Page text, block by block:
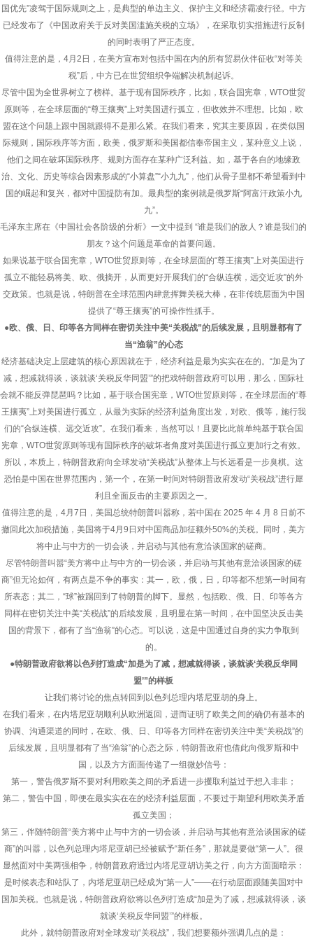
国优先”凌驾于国际规则之上，是典型的单边主义、保护主义和经济霸凌行径。中方
已经发布了《中国政府关于反对美国滥施关税的立场》，在采取切实措施进行反制
的同时表明了严正态度。
值得注意的是，4月2日，在美方宣布对包括中国在内的所有贸易伙伴征收“对等关
税”后，中方已在世贸组织争端解决机制起诉。
尽管中国为全世界树立了榜样。基于现有国际秩序，比如，联合国宪章，WTO世贸
原则等，在全球层面的“尊王攘夷”上对美国进行孤立，但收效并不理想。比如，欧
盟在这个问题上跟中国就跟得不是那么紧。在我们看来，究其主要原因，在类似国
际规则，国际秩序等方面，欧美，俄罗斯和美国都信奉帝国主义，某种意义上说，
他们之间在破坏国际秩序、规则方面存在某种广泛利益。如，基于各自的地缘政
治、文化、历史等综合因素形成的“小算盘”“小九九”，他们从骨子里都不希望看到中
国的崛起和复兴，都对中国提防有加。最典型的案例就是俄罗斯“阿富汗政策小九
九”。
毛泽东主席在《中国社会各阶级的分析》一文中提到 “谁是我们的敌人？谁是我们的
朋友？这个问题是革命的首要问题。
如果说基于联合国宪章，WTO世贸原则等，在全球层面的“尊王攘夷”上对美国进行
孤立不能轻易将美、欧、俄摘开，从而更好开展我们的“合纵连横，远交近攻”的外
交政策。也就是说，特朗普在全球范围内肆意挥舞关税大棒，在非传统层面为中国
提供了“尊王攘夷”的可操作性抓手。
●欧、俄、日、印等各方同样在密切关注中美“关税战”的后续发展，且明显都有了
当“渔翁”的心态
经济基础决定上层建筑的核心原因就在于，经济利益是最为实实在在的。“加是为了
减，想减就得谈，谈就谈‘关税反华同盟’”的把戏特朗普政府可以用，那么，国际社
会就不能反弹琵琶吗？比如，基于联合国宪章，WTO世贸原则等，在全球层面的“尊
王攘夷”上对美国进行孤立，从最为实际的经济利益角度出发，对欧、俄等，施行我
们的“合纵连横、远交近攻”。在我们看来，当然可以！且要比此前单纯基于联合国
宪章，WTO世贸原则等现有国际秩序的破坏者角度对美国进行孤立更加行之有效。
所以，本质上，特朗普政府向全球发动“关税战”从整体上与长远看是一步臭棋。这
恐怕是中国在世界范围内，第一个，在第一时间对特朗普政府发动“关税战”进行犀
利且全面反击的主要原因之一。
值得注意的是，4月7日，美国总统特朗普叫嚣称，若中国在 2025 年 4 月 8 日前不
撤回此次加税措施，美国将于4月9日对中国商品加征额外50%的关税。同时，美方
将中止与中方的一切会谈，并启动与其他有意洽谈国家的磋商。
尽管特朗普叫嚣“美方将中止与中方的一切会谈，并启动与其他有意洽谈国家的磋
商”但无论如何，有两点是不争的事实：其一，欧，俄，日，印等都不想第一时间有
所表态；其二，“球”被踢回到了特朗普的脚下。显然，包括欧、俄、日、印等各方
同样在密切关注中美“关税战”的后续发展，且明显在第一时间，在中国坚决反击美
国的背景下，都有了当“渔翁”的心态。可以说，这是中国通过自身的实力争取到
的。
●特朗普政府欲将以色列打造成“加是为了减，想减就得谈，谈就谈‘关税反华同
盟’”的样板
让我们将讨论的焦点转回到以色列总理内塔尼亚胡的身上。
在我们看来，在内塔尼亚胡顺利从欧洲返回，进而证明了欧美之间的确仍有基本的
协调、沟通渠道的同时，在欧、俄、日、印等各方同样在密切关注中美“关税战”的
后续发展，且明显都有了当“渔翁”的心态之际，特朗普政府也借此向俄罗斯和中
国，以及方方面面传递了一组微妙信号：
第一，警告俄罗斯不要对利用欧美之间的矛盾进一步攫取利益过于想入非非；
第二，警告中国，即便在最实实在在的经济利益层面，不要过于期望利用欧美矛盾
孤立美国；
第三，伴随特朗普“美方将中止与中方的一切会谈，并启动与其他有意洽谈国家的磋
商”的叫嚣，以色列总理内塔尼亚胡已经被赋予“新任务”，那就是要做“第一人”。很
显然面对中美两强相争，特朗普政府透过内塔尼亚胡访美之行，向方方面面暗示：
是时候表态和站队了，内塔尼亚胡已经成为“第一人”——在行动层面跟随美国对中
国加关税。也就是说，特朗普政府欲将以色列打造成“加是为了减，想减就得谈，谈
就谈‘关税反华同盟’”的样板。
此外，就特朗普政府对全球发动“关税战”，我们想要额外强调几点的是：